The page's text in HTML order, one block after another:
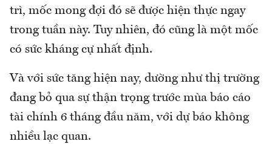
trì, mốc mong đợi đó sẽ được hiện thực ngay
trong tuần này. Tuy nhiên, đó cũng là một mốc
có sức kháng cự nhất định.
Và với sức tăng hiện nay, dường như thị trường
đang bỏ qua sự thận trọng trước mùa báo cáo
tài chính 6 tháng đầu năm, với dự báo không
nhiều lạc quan.